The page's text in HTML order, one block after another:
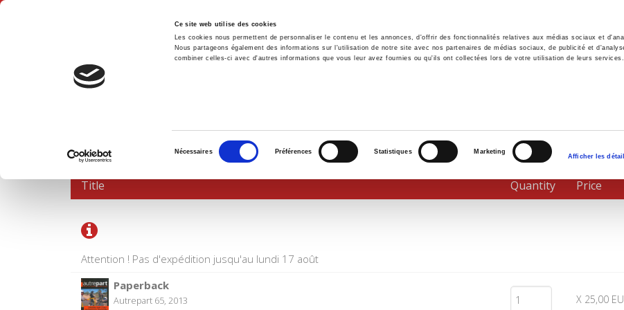
Ce site web utilise des cookies
Les cookies nous permettent de personnaliser le contenu et les annonces, d'offrir des fonctionnalités relatives aux médias sociaux et
Nous partageons également des informations sur l'utilisation de notre site avec nos partenaires de médias sociaux, de publicité et
combiner celles-ci avec d'autres informations que vous leur avez fournies ou qu'ils ont collectées lors de votre utilisation de leurs services.
consentement
Nécessaires Préférences Statistiques Marketing
Afficher les
Home Environment History International
SHOPPING CART
Attention ! Pas d'expédition jusqu'au lundi 17 août
Title Quantity Price
Paperback
Autrepart 65, 2013
X 25,00